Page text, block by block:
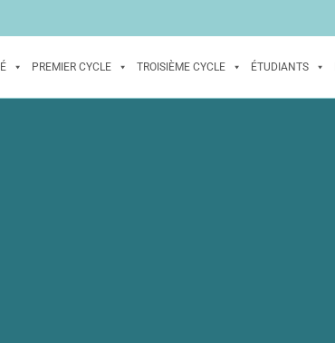
PREMIER CYCLE TROISIÈME CYCLE ÉTUDIANTS